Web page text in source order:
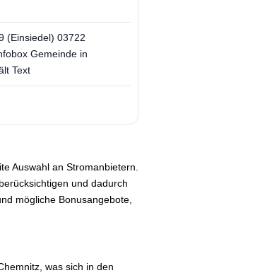
(Einsiedel) 03722
Gemeinde in
Text
Auswahl an Stromanbietern.
und dadurch
mögliche Bonusangebote,
was sich in den